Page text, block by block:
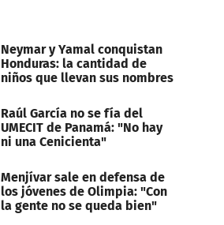
Neymar y Yamal conquistan
Honduras: la cantidad de
niños que llevan sus nombres
Raúl García no se fía del
UMECIT de Panamá: "No hay
ni una Cenicienta"
Menjívar sale en defensa de
los jóvenes de Olimpia: "Con
la gente no se queda bien"